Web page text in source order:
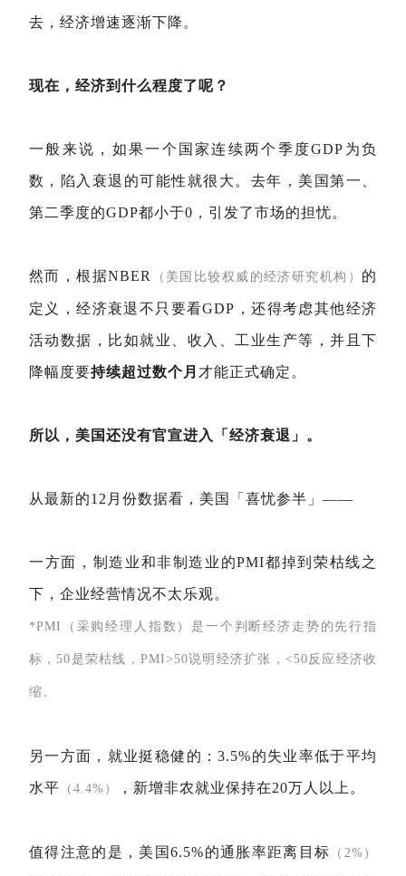
去，经济增速逐渐下降。
现在，经济到什么程度了呢？
一般来说，如果一个国家连续两个季度GDP为负
数，陷入衰退的可能性就很大。去年，美国第一、
第二季度的GDP都小于0，引发了市场的担忧。
然而，根据NBER （美国比较权威的经济研究机构） 的
定义，经济衰退不只要看GDP，还得考虑其他经济
活动数据，比如就业、收入、工业生产等，并且下
降幅度要持续超过数个月 才能正式确定。
所以，美国还没有官宣进入「经济衰退」。
从最新的12月份数据看，美国「喜忧参半」——
一方面，制造业和非制造业的PMI都掉到荣枯线之
下，企业经营情况不太乐观。
*PMI（采购经理人指数）是一个判断经济走势的先行指
标，50是荣枯线，PMI>50说明经济扩张，<50反应经济收
缩。
另一方面，就业挺稳健的：3.5%的失业率低于平均
水平 （4.4%） ，新增非农就业保持在20万人以上。
值得注意的是，美国6.5%的通胀率距离目标 （2%）